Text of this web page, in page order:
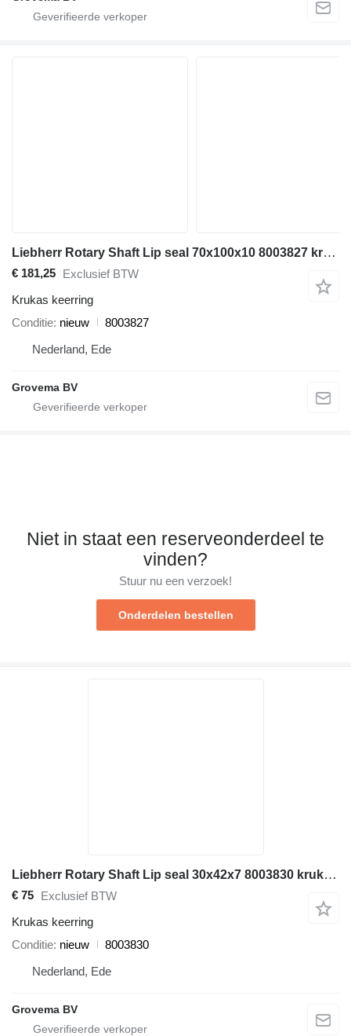
Liebherr Rotary Shaft Lip seal 70x100x10 8003827 krukas keerring voor Liebherr bouwmachines
€ 181,25 Exclusief BTW
Krukas keerring
Conditie nieuw
8003827
Nederland, Ede
Grovema BV
Niet in staat een reserveonderdeel te
vinden?
Stuur nu een verzoek!
Onderdelen bestellen
Liebherr Rotary Shaft Lip seal 30x42x7 8003830 krukas keerring voor Liebherr bouwmachines
€ 75 Exclusief BTW
Krukas keerring
Conditie nieuw
8003830
Nederland, Ede
Grovema BV